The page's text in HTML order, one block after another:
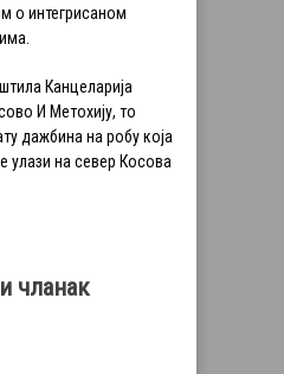
о интегрисаном
Канцеларија
И Метохију, то
дажбина на робу која
улази на север Косова
чланак